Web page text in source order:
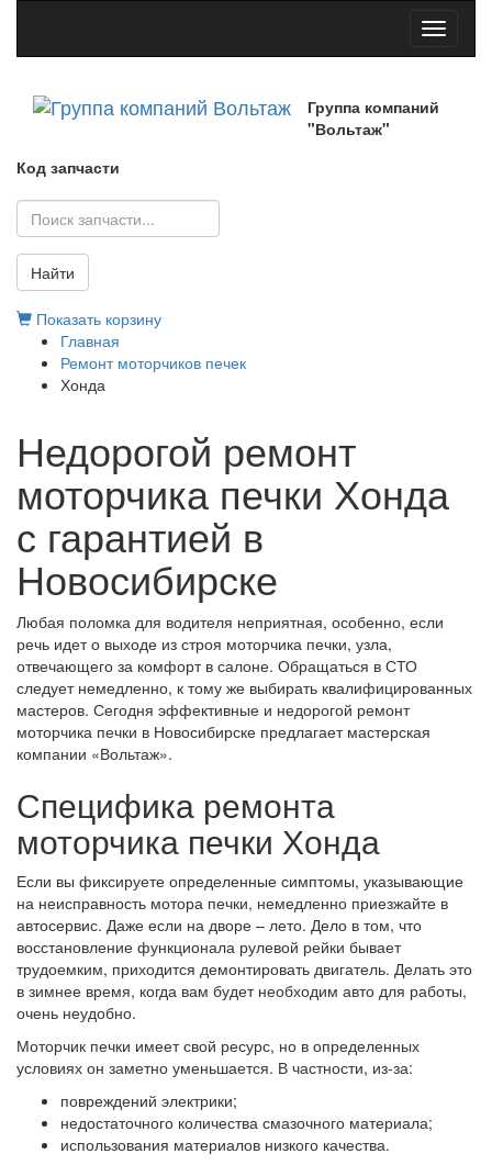
Toggle
Группа компаний
"Вольтаж"
Код запчасти
Найти
Показать корзину
Главная
Ремонт моторчиков печек
Хонда
Недорогой ремонт
моторчика печки Хонда
с гарантией в
Новосибирске
Любая поломка для водителя неприятная, особенно, если
речь идет о выходе из строя моторчика печки, узла,
отвечающего за комфорт в салоне. Обращаться в СТО
следует немедленно, к тому же выбирать квалифицированных
мастеров. Сегодня эффективные и недорогой ремонт
моторчика печки в Новосибирске предлагает мастерская
компании «Вольтаж».
Специфика ремонта
моторчика печки Хонда
Если вы фиксируете определенные симптомы, указывающие
на неисправность мотора печки, немедленно приезжайте в
автосервис. Даже если на дворе – лето. Дело в том, что
восстановление функционала рулевой рейки бывает
трудоемким, приходится демонтировать двигатель. Делать это
в зимнее время, когда вам будет необходим авто для работы,
очень неудобно.
Моторчик печки имеет свой ресурс, но в определенных
условиях он заметно уменьшается. В частности, из-за:
повреждений электрики;
недостаточного количества смазочного материала;
использования материалов низкого качества.